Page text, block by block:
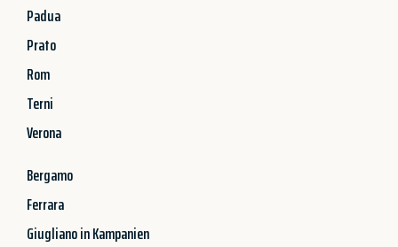
Padua
Prato
Rom
Terni
Verona
Bergamo
Ferrara
Giugliano in Kampanien